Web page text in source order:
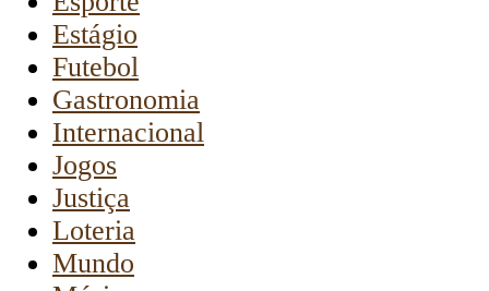
Estágio
Futebol
Gastronomia
Internacional
Jogos
Justiça
Loteria
Mundo